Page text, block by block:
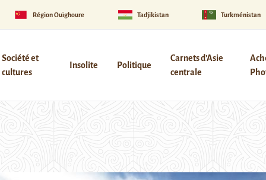
Région Ouïghoure Tadjikistan Turkménistan
Société et
cultures
Insolite Politique
Carnets d’Asie
centrale